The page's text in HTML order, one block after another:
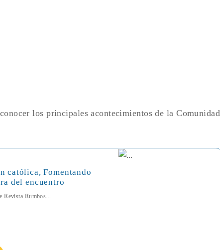
los principales acontecimientos de la Comunidad
católica, Fomentando
del encuentro
Revista Rumbos...